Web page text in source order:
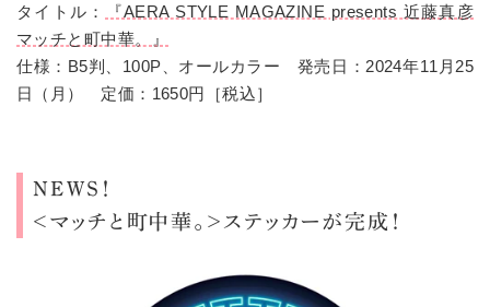
タイトル：
『AERA STYLE MAGAZINE presents 近藤真彦
マッチと町中華。』
仕様：B5判、100P、オールカラー 発売日：2024年11月25
日（月） 定価：1650円［税込］
NEWS！
＜マッチと町中華。＞ステッカーが完成！